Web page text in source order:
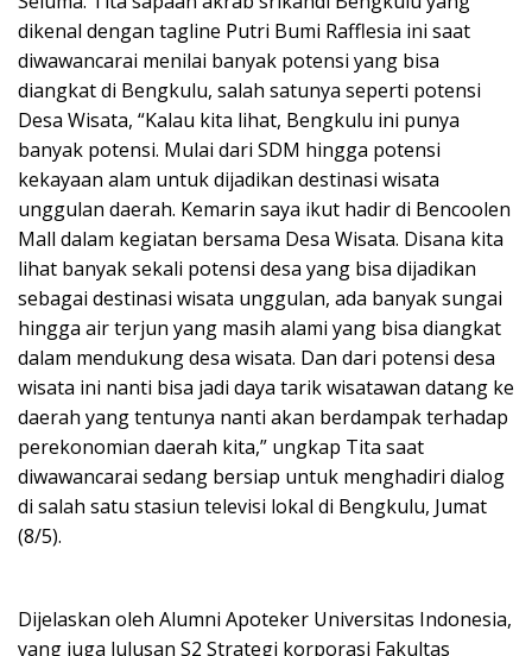
dikenal dengan tagline Putri Bumi Rafflesia ini saat
diwawancarai menilai banyak potensi yang bisa
diangkat di Bengkulu, salah satunya seperti potensi
Desa Wisata, “Kalau kita lihat, Bengkulu ini punya
banyak potensi. Mulai dari SDM hingga potensi
kekayaan alam untuk dijadikan destinasi wisata
unggulan daerah. Kemarin saya ikut hadir di Bencoolen
Mall dalam kegiatan bersama Desa Wisata. Disana kita
lihat banyak sekali potensi desa yang bisa dijadikan
sebagai destinasi wisata unggulan, ada banyak sungai
hingga air terjun yang masih alami yang bisa diangkat
dalam mendukung desa wisata. Dan dari potensi desa
wisata ini nanti bisa jadi daya tarik wisatawan datang ke
daerah yang tentunya nanti akan berdampak terhadap
perekonomian daerah kita,” ungkap Tita saat
diwawancarai sedang bersiap untuk menghadiri dialog
di salah satu stasiun televisi lokal di Bengkulu, Jumat
(8/5).
Dijelaskan oleh Alumni Apoteker Universitas Indonesia,
yang juga lulusan S2 Strategi korporasi Fakultas